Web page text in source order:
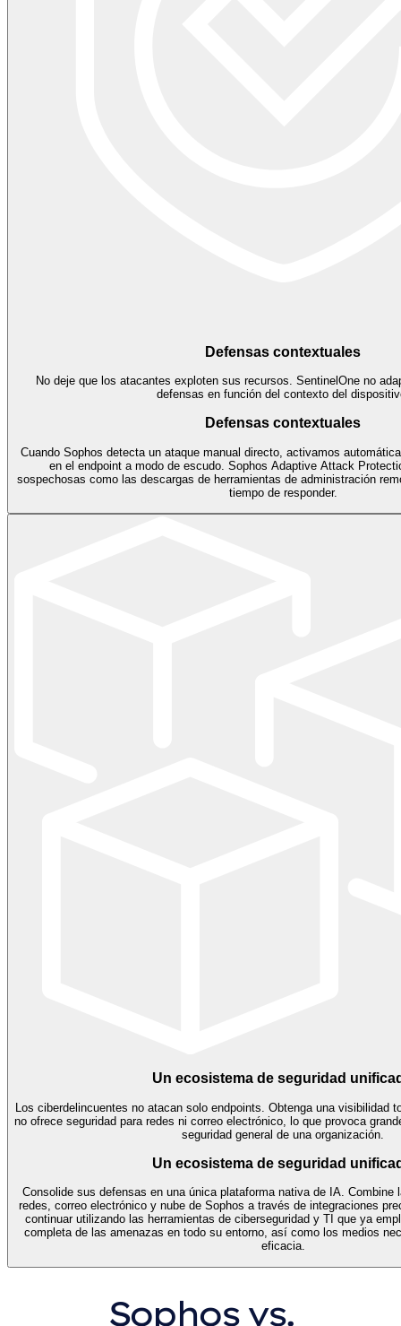
Defensas contextuales
No deje que los atacantes exploten sus recursos. SentinelOne no
defensas en función del contexto del
Defensas contextuales
Cuando Sophos detecta un ataque manual directo, activamos
en el endpoint a modo de escudo. Sophos Adaptive Attack
sospechosas como las descargas de herramientas de administración
tiempo de responder.
Un ecosistema de seguridad
Los ciberdelincuentes no atacan solo endpoints. Obtenga una visibilidad
no ofrece seguridad para redes ni correo electrónico, lo que provoca
seguridad general de una organización.
Un ecosistema de seguridad
Consolide sus defensas en una única plataforma nativa de IA. Combine
redes, correo electrónico y nube de Sophos a través de integraciones
continuar utilizando las herramientas de ciberseguridad y TI que ya
completa de las amenazas en todo su entorno, así como los medios
eficacia.
Sophos vs.